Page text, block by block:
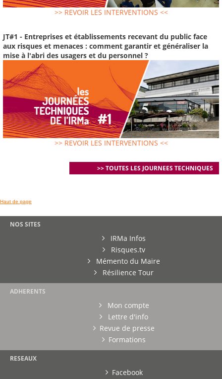
>> REVOIR LES INTERVENTIONS <<
JT#1 - Entreprises et établissements recevant du public face
aux risques et menaces : comment garantir et généraliser la
mise à l'abri des usagers et du personnel ?
>> REVOIR LES INTERVENTIONS <<
>> TOUTES LES JOURNEES TECHNIQUES
Haut de page
NOS SITES
IRMa Infos
Risques.tv
Mémento du Maire
Résilience Tour
ADHERENTS
Mon compte
Lettre d'info
Revue de presse
Formations
RESEAUX
Facebook